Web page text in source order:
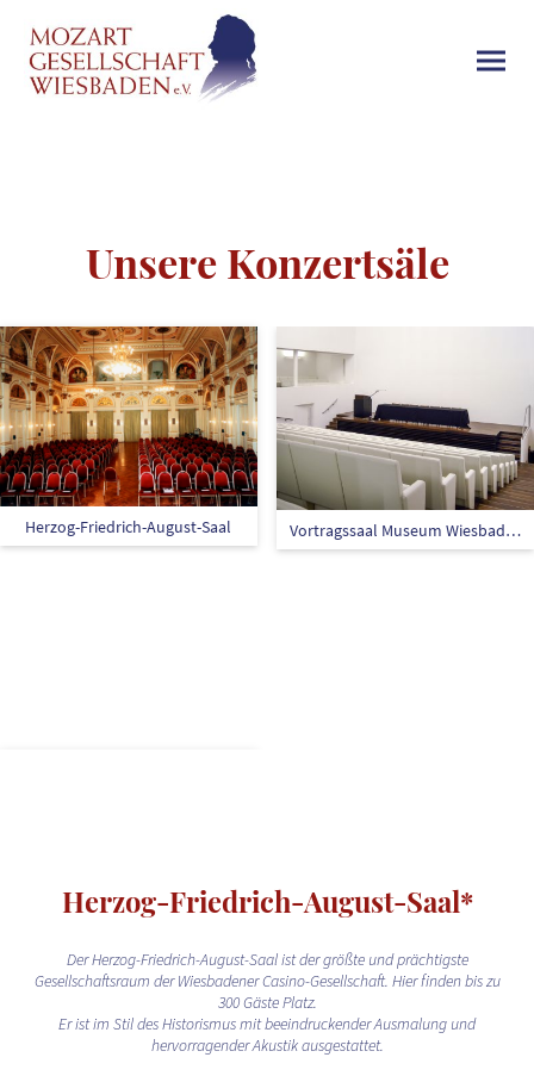
Unsere Konzertsäle
Herzog-Friedrich-August-Saal Vortragssaal Museum Wiesbaden
Herzog-Friedrich-August-Saal*
Der Herzog-Friedrich-August-Saal ist der größte und prächtigste
Gesellschaftsraum der Wiesbadener Casino-Gesellschaft. Hier finden bis zu
300 Gäste Platz.
Er ist im Stildes Historismus mit beeindruckender Ausmalung und
hervorragender Akustik ausgestattet.